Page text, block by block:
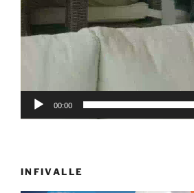
00:00
INFIVALLE